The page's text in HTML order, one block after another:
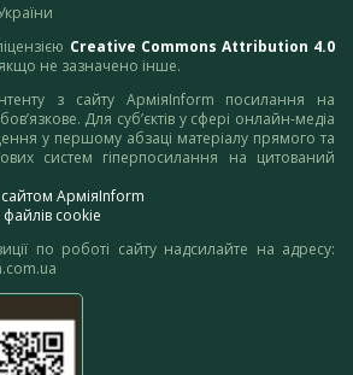
Creative Commons Attribution 4.0
якщо не зазначено інше.
з сайту АрміяInform посилання на
Для суб’єктів у сфері онлайн-медіа
у першому абзаці матеріалу прямого та
систем гіперпосилання на цитований
АрміяInform
cookie
по роботі сайту надсилайте на адресу: